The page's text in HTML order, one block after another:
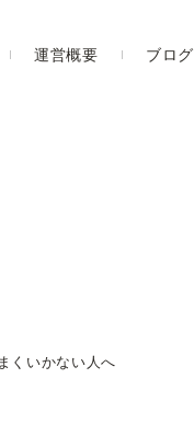
運営概要 ブログ
くいかない人へ